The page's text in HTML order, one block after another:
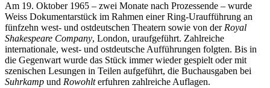
Am 19. Oktober 1965 – zwei Monate nach Prozessende – wurde
Weiss Dokumentarstück im Rahmen einer Ring-Uraufführung an
fünfzehn west- und ostdeutschen Theatern sowie von der Royal
Shakespeare Company, London, uraufgeführt. Zahlreiche
internationale, west- und ostdeutsche Aufführungen folgten. Bis in
die Gegenwart wurde das Stück immer wieder gespielt oder mit
szenischen Lesungen in Teilen aufgeführt, die Buchausgaben bei
Suhrkamp und Rowohlterfuhren zahlreiche Auflagen.